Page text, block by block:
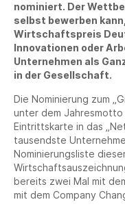
nominiert. Der
selbst bewerben
Wirtschaftspreis
Innovationen oder
Unternehmen als
in der Gesellschaft.
Die Nominierung zum
unter dem
Eintrittskarte in das
tausendste
Nominierungsliste
bereits zwei Mal mit
mit dem Company